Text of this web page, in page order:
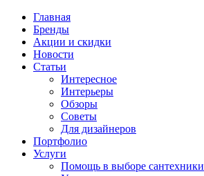
Главная
Бренды
Акции и скидки
Новости
Статьи
Интересное
Интерьеры
Обзоры
Советы
Для дизайнеров
Портфолио
Услуги
Помощь в выборе сантехники